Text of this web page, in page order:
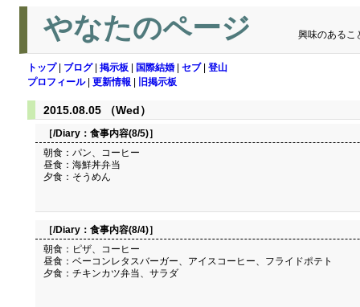
やなたのページ 興味のあるこ
トップ| ブログ| 掲示板 国際結婚 セブ| 登山
プロフィール| 更新情報 旧掲示板
2015.08.05 （Wed）
［/Diary： 食事内容(8/5)］
朝食：パン、コーヒー
昼食：海鮮丼弁当
夕食：そうめん
［/Diary： 食事内容(8/4)］
朝食：ピザ、コーヒー
昼食：ベーコンレタスバーガー、アイスコーヒー、フライドポテト
夕食：チキンカツ弁当、サラダ